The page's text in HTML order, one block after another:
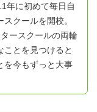
年に初めて毎日自
クールを開校。
ースクールの両輪
ことを見つけると
を今もずっと大事